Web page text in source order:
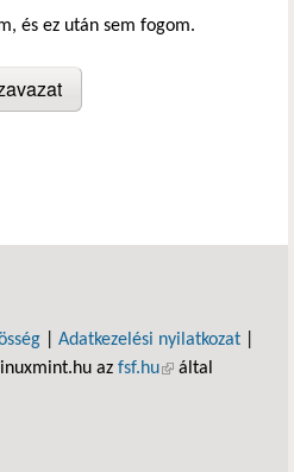
és ez után sem fogom.
Adatkezelési nyilatkozat
az fsf.hu(külső hivatkozás)
által